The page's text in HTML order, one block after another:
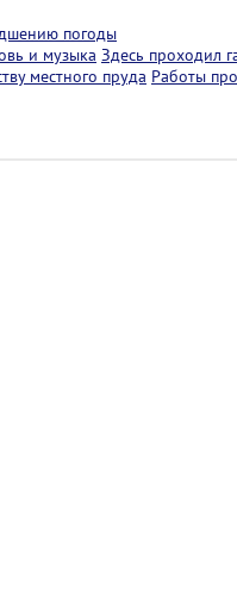
погоды
и музыка Здесь проходил
местного пруда Работы